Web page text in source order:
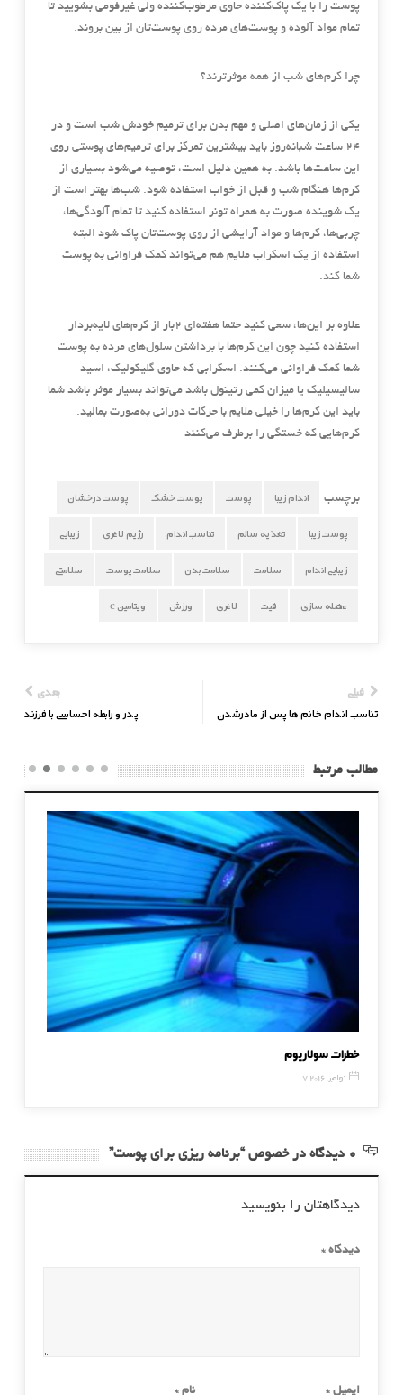
پوست را با یک پاک‌کننده حاوی مرطوب‌کننده ولی غیرفومی بشویید تا
تمام مواد آلوده و پوست‌های مرده روی پوست‌تان از بین بروند.
چرا کرم‌های شب از همه موثرترند؟
یکی از زمان‌های اصلی و مهم بدن برای ترمیم خودش شب است و در
24 ساعت شبانه‌روز باید بیشترین تمرکز برای ترمیم‌های پوستی روی
این ساعت‌ها باشد. به همین دلیل است، توصیه می‌شود بسیاری از
کرم‌ها هنگام شب و قبل از خواب استفاده شود. شب‌ها بهتر است از
یک شوینده صورت به همراه تونر استفاده کنید تا تمام آلودگی‌ها،
چربی‌ها، کرم‌ها و مواد آرایشی از روی پوست‌تان پاک شود البته
استفاده از یک اسکراب ملایم هم می‌تواند کمک فراوانی به پوست
شما کند.
علاوه بر این‌ها، سعی کنید حتما هفته‌ای 2بار از کرم‌های لایه‌بردار
استفاده کنید چون این کرم‌ها با برداشتن سلول‌های مرده به پوست
شما کمک فراوانی می‌کنند. اسکرابی که حاوی گلیکولیک، اسید
سالیسیلیک یا میزان کمی رتینول باشد می‌تواند بسیار موثر باشد شما
باید این کرم‌ها را خیلی ملایم با حرکات دورانی به‌صورت بمالید.
کرم‌هایی که خستگی را برطرف می‌کنند
برچسب اندام زیبا پوست پوست خشک پوست درخشان
پوست زیبا تغذیه سالم تناسب اندام رژیم لاغری زیبایی
زیبایی اندام سلامت سلامت بدن سلامت پوست سلامتی
عضله سازی فیت لاغری ورزش ویتامین c
قبلی
تناسب اندام خانم ها پس از مادرشدن
بعدی
پدر و رابطه احساسی با فرزند
مطالب مرتبط
خطرات سولاریوم
7 نوامبر, 2016
دیدگاهتان را بنویسید
دیدگاه *
نام* ایمیل *